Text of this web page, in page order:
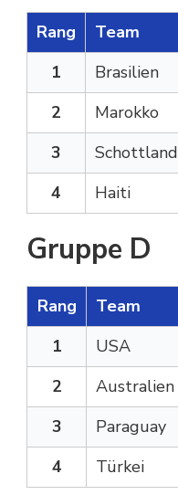
Rang Team
1
Brasilien
2
Marokko
3
Schottland
4
Haiti
Gruppe D
Rang Team
1
USA
2
Australien
3
Paraguay
4
Türkei